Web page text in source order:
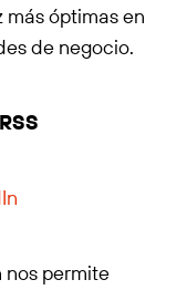
óptimas en
de negocio.
nos permite